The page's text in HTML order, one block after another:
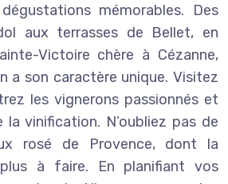
mémorables. Des
aux terrasses de Bellet, en
Victoire chère à Cézanne,
a son caractère unique. Visitez
les vignerons passionnés et
la vinification. N’oubliez pas de
rosé de Provence, dont la
à faire. En planifiant vos